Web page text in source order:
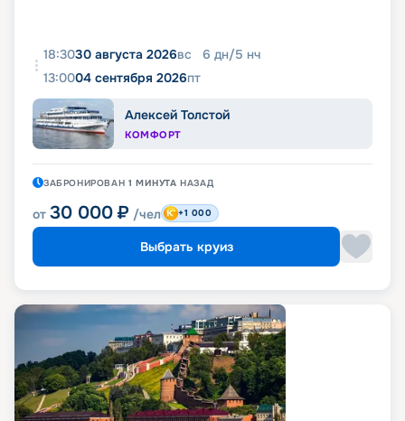
18:3030 августа 2026вс 6 дн/5 нч
13:0004 сентября 2026пт
Алексей Толстой
КОМФОРТ
ЗАБРОНИРОВАН 1 МИНУТА НАЗАД
от 30 000 ₽ /чел +1 000
Выбрать круиз